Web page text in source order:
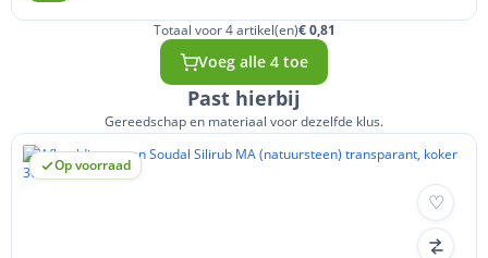
Totaal voor 4 artikel(en)€ 0,81
Voeg alle 4 toe
Past hierbij
Gereedschap en materiaal voor dezelfde klus.
Op voorraad